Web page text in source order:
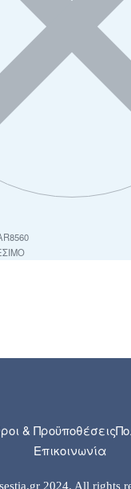
& Προϋποθέσεις
Επικοινωνία
2024. All rights